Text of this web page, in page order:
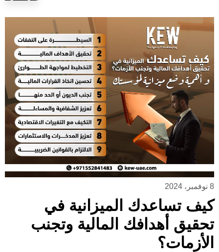
8 نوفمبر، 2024
كيف تساعدك الميزانية في
تحقيق أهدافك المالية وتجنب
الأزمات؟